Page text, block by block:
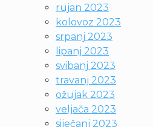
rujan 2023
kolovoz 2023
srpanj 2023
lipanj 2023
svibanj 2023
travanj 2023
ožujak 2023
veljača 2023
siječanj 2023